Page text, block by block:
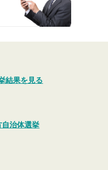
結果を見る
自治体選挙